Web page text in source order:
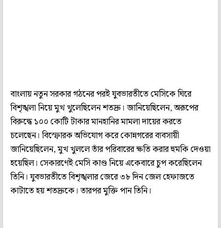
বাংলায় নতুন সরকার গঠনের পরই যুবভারতীতে মেসিকে ঘিরে
বিশৃঙ্খলা নিয়ে মুখ খুলেছিলেন শতদ্রু। জানিয়েছিলেন, অরূপের
বিরুদ্ধে ১০০ কোটি টাকার মানহানির মামলা দায়ের করতে
চলেছেন। বিস্ফোরক অভিযোগ করে কোন্নগরের ব্যবসায়ী
জানিয়েছিলেন, মুখ খুললে তাঁর পরিবারের ক্ষতি করার হুমকি দেওয়া
হয়েছিল। সেকারণেই মেসি কাণ্ড নিয়ে একেবারে চুপ করেছিলেন
তিনি। যুবভারতীতে বিশৃঙ্খলার জেরে ৩৮ দিন জেল হেফাজতে
কাটাতে হয় শতদ্রুকে। তারপর মুক্তি পান তিনি।